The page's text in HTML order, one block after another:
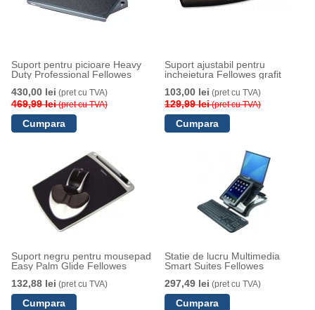
Suport pentru picioare Heavy
Duty Professional Fellowes
430,00 lei (pret cu TVA)
469,99 lei(pret cu TVA)
Suport ajustabil pentru
incheietura Fellowes grafit
103,00 lei (pret cu TVA)
129,99 lei(pret cu TVA)
Suport negru pentru mousepad
Easy Palm Glide Fellowes
132,88 lei (pret cu TVA)
Statie de lucru Multimedia
Smart Suites Fellowes
297,49 lei (pret cu TVA)